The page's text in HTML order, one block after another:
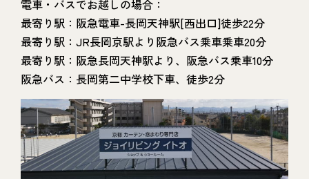
電車・バスでお越しの場合：
最寄り駅：阪急電車-長岡天神駅[西出口]徒歩22分
最寄り駅：JR長岡京駅より阪急バス乗車乗車20分
最寄り駅：阪急長岡天神駅より、阪急バス乗車10分
阪急バス：長岡第二中学校下車、徒歩2分